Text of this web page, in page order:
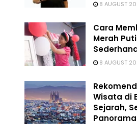
8 AUGUST
Cara
Merah
8 AUGUST
Wisata di
Sejarah,